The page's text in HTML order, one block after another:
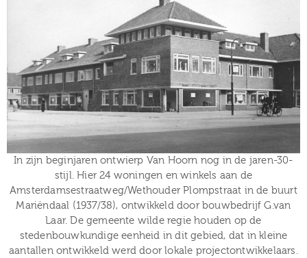
In zijn beginjaren ontwierp Van Hoorn nog in de jaren-30-
stijl. Hier 24 woningen en winkels aan de
Amsterdamsestraatweg/Wethouder Plompstraat in de buurt
Mariëndaal (1937/38), ontwikkeld door bouwbedrijf G.van
Laar. De gemeente wilde regie houden op de
stedenbouwkundige eenheid in dit gebied, dat in kleine
aantallen ontwikkeld werd door lokale projectontwikkelaars.